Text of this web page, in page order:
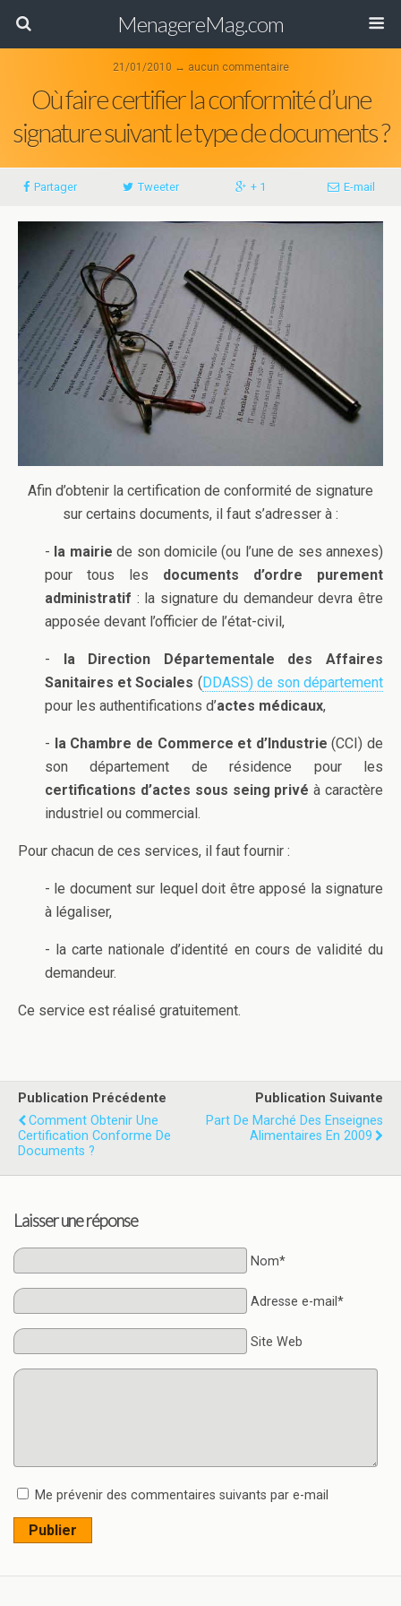
MenagereMag.com
21/01/2010 ↔ aucun commentaire
Où faire certifier la conformité d’une
signature suivant le type de documents ?
Partager Tweeter + 1 E-mail
Afin d’obtenir la certification de conformité de signature
sur certains documents, il faut s’adresser à :
- la mairiede son domicile (ou l’une de ses annexes)
pour tous les documents d’ordre purement
administratif : la signature du demandeur devra être
apposée devant l’officier de l’état-civil,
- la Direction Départementale des Affaires
Sanitaires et Sociales (DDASS) de son département
pour les authentifications d’actes médicaux,
- la Chambre de Commerce et d’Industrie(CCI) de
son département de résidence pour les
certifications d’actes sous seing privé à caractère
industriel ou commercial.
Pour chacun de ces services, il faut fournir :
- le document sur lequel doit être apposé la signature
à légaliser,
- la carte nationale d’identité en cours de validité du
demandeur.
Ce service est réalisé gratuitement.
Publication Précédente
Comment Obtenir Une
Certification Conforme De
Documents ?
Publication Suivante
Part De Marché Des Enseignes
Alimentaires En 2009
Laisser une réponse
Nom*
Adresse e-mail*
Site Web
Me prévenir des commentaires suivants par e-mail
Publier